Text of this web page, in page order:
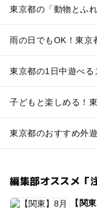
東京都の「動物とふ
雨の日でもOK！東京
東京都の1日中遊べる
子どもと楽しめる！
東京都のおすすめ外
編集部オススメ「
【関